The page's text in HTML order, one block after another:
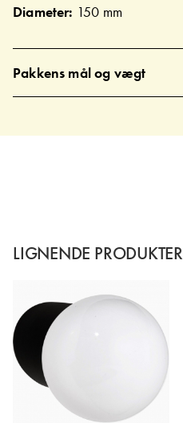
Diameter: 150 mm
Pakkens mål og vægt
LIGNENDE PRODUKTER